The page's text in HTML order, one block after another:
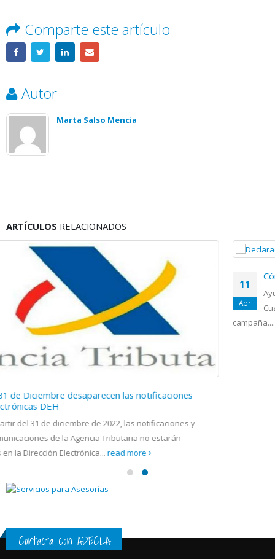
Comparte este artículo
Autor
Marta Salso Mencia
ARTÍCULOS RELACIONADOS
y
Abr
Cómo presentar la Declaración Renta
Ayuda para presentar la Declaración de la
Cuándo y cómo se presenta, principales
campaña......
read more
Contacta con ADECLA